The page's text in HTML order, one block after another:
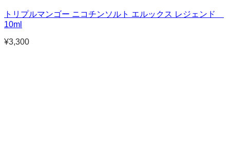
トリプルマンゴー ニコチンソルト エルックス レジェンド
10ml
¥3,300